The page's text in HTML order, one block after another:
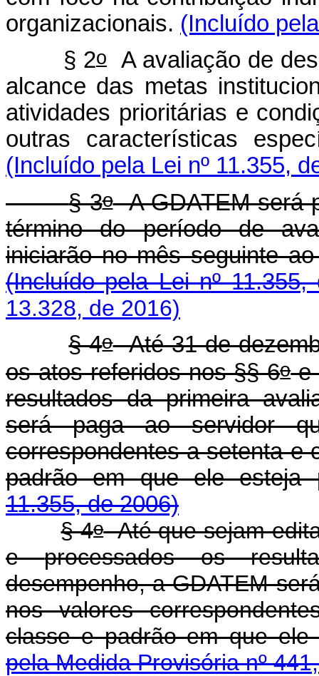
organizacionais. (Incluído
§ 2oA avaliação de
alcance das metas
atividades prioritárias e
outras características
(Incluído pela Lei nº 11.355,
§ 3oA GDATEM será
término do período de
iniciarão no mês seguinte
(Incluído pela Lei nº 11.355,
13.328, de 2016)
§ 4oAté 31 de
os atos referidos nos §§ 6oe
resultados da primeira
será paga ao servidor
correspondentes a setenta e
padrão em que ele esteja
11.355, de 2006)
§ 4oAté que sejam
eprocessados os
desempenho, a GDATEM
nos valores
classe e padrão em que
pela Medida Provisória nº